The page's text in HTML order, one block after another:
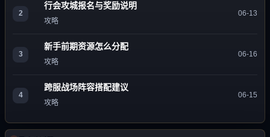
2
行会攻城报名与奖励说明
攻略
06-13
3
新手前期资源怎么分配
攻略
06-16
4
跨服战场阵容搭配建议
攻略
06-15